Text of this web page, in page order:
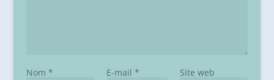
Nom * E-mail * Site web